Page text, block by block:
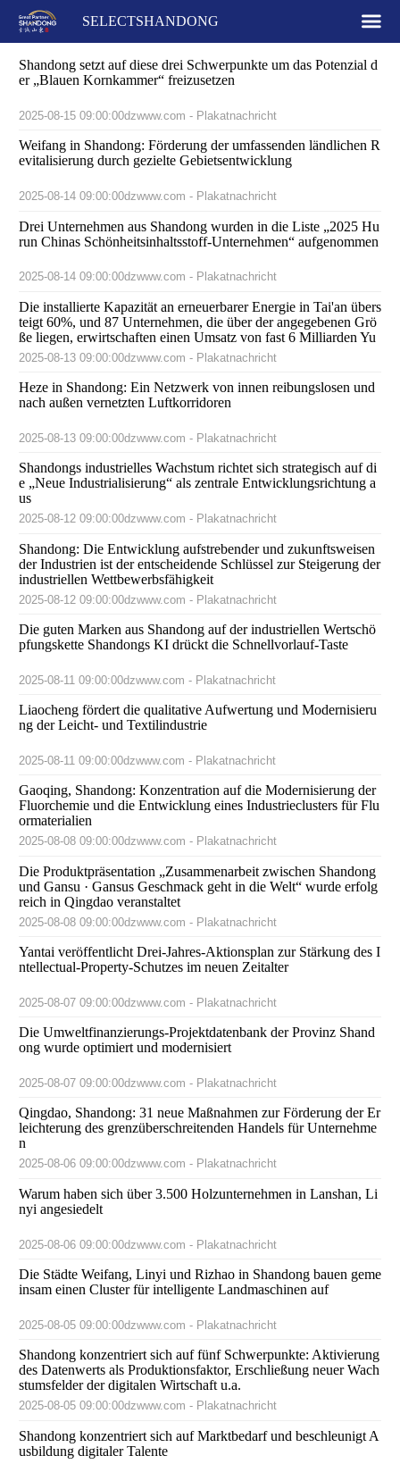
SELECTSHANDONG
Shandong setzt auf diese drei Schwerpunkte um das Potenzial d
er „Blauen Kornkammer“ freizusetzen
2025-08-15 09:00:00dzwww.com - Plakatnachricht
Weifang in Shandong: Förderung der umfassenden ländlichen R
evitalisierung durch gezielte Gebietsentwicklung
2025-08-14 09:00:00dzwww.com - Plakatnachricht
Drei Unternehmen aus Shandong wurden in die Liste „2025 Hu
run Chinas Schönheitsinhaltsstoff-Unternehmen“ aufgenommen
2025-08-14 09:00:00dzwww.com - Plakatnachricht
Die installierte Kapazität an erneuerbarer Energie in Tai'an übers
teigt 60%, und 87 Unternehmen, die über der angegebenen Grö
ße liegen, erwirtschaften einen Umsatz von fast 6 Milliarden Yu
an
2025-08-13 09:00:00dzwww.com - Plakatnachricht
Heze in Shandong: Ein Netzwerk von innen reibungslosen und
nach außen vernetzten Luftkorridoren
2025-08-13 09:00:00dzwww.com - Plakatnachricht
Shandongs industrielles Wachstum richtet sich strategisch auf di
e „Neue Industrialisierung“ als zentrale Entwicklungsrichtung a
us
2025-08-12 09:00:00dzwww.com - Plakatnachricht
Shandong: Die Entwicklung aufstrebender und zukunftsweisen
der Industrien ist der entscheidende Schlüssel zur Steigerung der
industriellen Wettbewerbsfähigkeit
2025-08-12 09:00:00dzwww.com - Plakatnachricht
Die guten Marken aus Shandong auf der industriellen Wertschö
pfungskette Shandongs KI drückt die Schnellvorlauf-Taste
2025-08-11 09:00:00dzwww.com - Plakatnachricht
Liaocheng fördert die qualitative Aufwertung und Modernisieru
ng der Leicht- und Textilindustrie
2025-08-11 09:00:00dzwww.com - Plakatnachricht
Gaoqing, Shandong: Konzentration auf die Modernisierung der
Fluorchemie und die Entwicklung eines Industrieclusters für Flu
ormaterialien
2025-08-08 09:00:00dzwww.com - Plakatnachricht
Die Produktpräsentation „Zusammenarbeit zwischen Shandong
und Gansu · Gansus Geschmack geht in die Welt“ wurde erfolg
reich in Qingdao veranstaltet
2025-08-08 09:00:00dzwww.com - Plakatnachricht
Yantai veröffentlicht Drei-Jahres-Aktionsplan zur Stärkung des I
ntellectual-Property-Schutzes im neuen Zeitalter
2025-08-07 09:00:00dzwww.com - Plakatnachricht
Die Umweltfinanzierungs-Projektdatenbank der Provinz Shand
ong wurde optimiert und modernisiert
2025-08-07 09:00:00dzwww.com - Plakatnachricht
Qingdao, Shandong: 31 neue Maßnahmen zur Förderung der Er
leichterung des grenzüberschreitenden Handels für Unternehme
n
2025-08-06 09:00:00dzwww.com - Plakatnachricht
Warum haben sich über 3.500 Holzunternehmen in Lanshan, Li
nyi angesiedelt
2025-08-06 09:00:00dzwww.com - Plakatnachricht
Die Städte Weifang, Linyi und Rizhao in Shandong bauen geme
insam einen Cluster für intelligente Landmaschinen auf
2025-08-05 09:00:00dzwww.com - Plakatnachricht
Shandong konzentriert sich auf fünf Schwerpunkte: Aktivierung
des Datenwerts als Produktionsfaktor, Erschließung neuer Wach
stumsfelder der digitalen Wirtschaft u.a.
2025-08-05 09:00:00dzwww.com - Plakatnachricht
Shandong konzentriert sich auf Marktbedarf und beschleunigt A
usbildung digitaler Talente